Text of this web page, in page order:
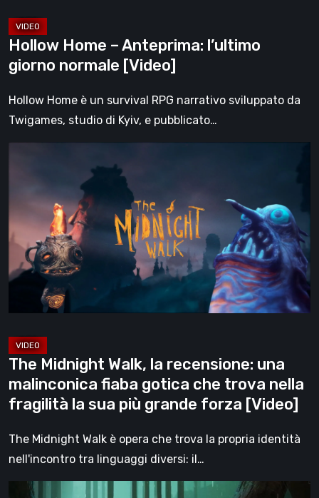
Hollow Home – Anteprima: l’ultimo
giorno normale [Video]
Hollow Home è un survival RPG narrativo sviluppato da
Twigames, studio di Kyiv, e pubblicato…
la
recensione:
una
malinconica
gotica
trova
nella
fragilità
la
forza
The Midnight Walk, la recensione: una
malinconica fiaba gotica che trova nella
fragilità la sua più grande forza [Video]
The Midnight Walk è opera che trova la propria identità
nell'incontro tra linguaggi diversi: il…
Legacy